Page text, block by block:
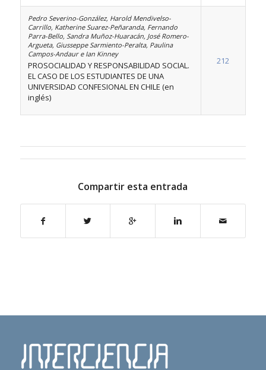
Pedro Severino-González, Harold Mendivelso-
Carrillo, Katherine Suarez-Peñaranda, Fernando
Parra-Bello, Sandra Muñoz-Huaracán, José Romero-
Argueta, Giusseppe Sarmiento-Peralta, Paulina
Campos-Andaur e Ian Kinney
PROSOCIALIDAD Y RESPONSABILIDAD SOCIAL.
EL CASO DE LOS ESTUDIANTES DE UNA
UNIVERSIDAD CONFESIONAL EN CHILE (en
inglés)
212
Compartir esta entrada